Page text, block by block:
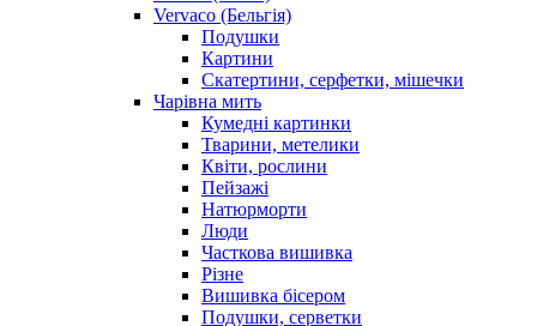
Vervaco (Бельгія)
Подушки
Картини
Скатертини, серфетки, мішечки
Чарiвна мить
Кумедні картинки
Тварини, метелики
Квіти, рослини
Пейзажі
Натюрморти
Люди
Часткова вишивка
Різне
Вишивка бісером
Подушки, серветки